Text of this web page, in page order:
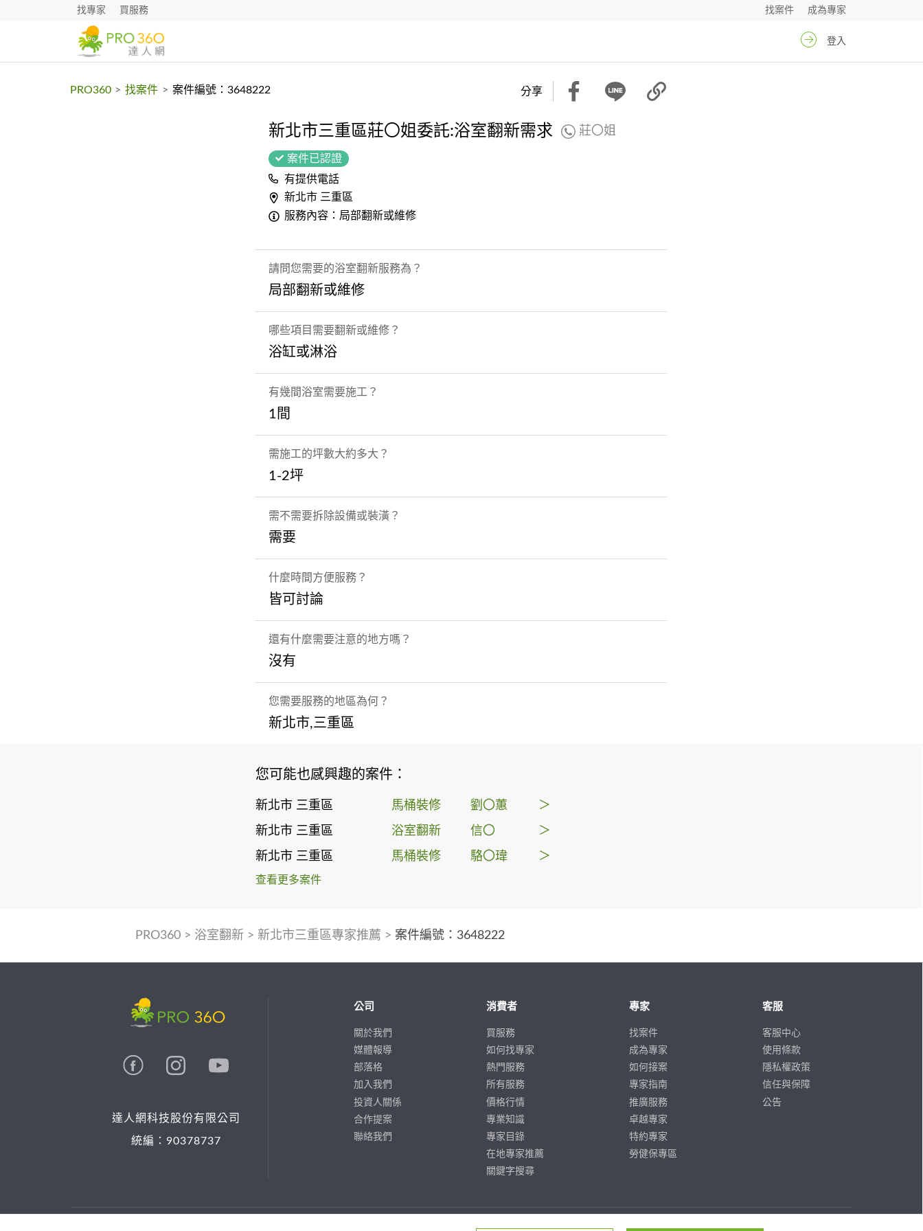
找專家 買服務 成為專家
找案件
登入
PRO360 > 找案件 > 案件編號：3648222 分享
新北市三重區莊〇姐委託:浴室翻新需求 莊〇姐
案件已認證
有提供電話
新北市 三重區
服務內容：局部翻新或維修
請問您需要的浴室翻新服務為？
局部翻新或維修
哪些項目需要翻新或維修？
浴缸或淋浴
有幾間浴室需要施工？
1間
需施工的坪數大約多大？
1-2坪
需不需要拆除設備或裝潢？
需要
什麼時間方便服務？
皆可討論
還有什麼需要注意的地方嗎？
沒有
您需要服務的地區為何？
新北市,三重區
您可能也感興趣的案件：
新北市 三重區 馬桶裝修 劉〇蕙 ＞
新北市 三重區 浴室翻新 信〇 ＞
新北市 三重區 馬桶裝修 駱〇瑋 ＞
查看更多案件
PRO360> 浴室翻新> 新北市三重區專家推薦 > 案件編號：3648222
達人網科技股份有限公司
統編：90378737
公司
關於我們
媒體報導
部落格
加入我們
投資人關係
合作提案
聯絡我們
消費者
買服務
如何找專家
熱門服務
所有服務
價格行情
專業知識
專家目錄
在地專家推薦
關鍵字搜尋
專家
找案件
成為專家
如何接案
專家指南
推廣服務
卓越專家
特約專家
勞健保專區
客服
客服中心
使用條款
隱私權政策
信任與保障
公告